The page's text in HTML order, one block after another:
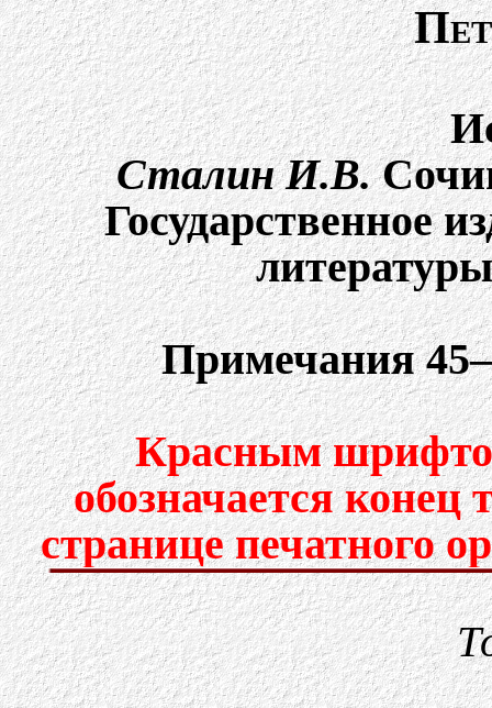
Сталин И.В.
Государственное
Примечания
Красным
обозначается конец
странице печатного